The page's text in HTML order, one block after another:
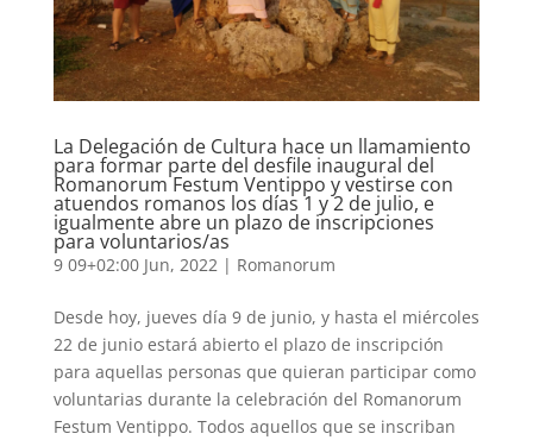
La Delegación de Cultura hace un llamamiento
para formar parte del desfile inaugural del
Romanorum Festum Ventippo y vestirse con
atuendos romanos los días 1 y 2 de julio, e
igualmente abre un plazo de inscripciones
para voluntarios/as
9 09+02:00 Jun, 2022 | Romanorum
Desde hoy, jueves día 9 de junio, y hasta el miércoles
22 de junio estará abierto el plazo de inscripción
para aquellas personas que quieran participar como
voluntarias durante la celebración del Romanorum
Festum Ventippo. Todos aquellos que se inscriban